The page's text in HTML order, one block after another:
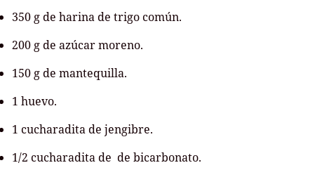
350 g de harina de trigo común.
200 g de azúcar moreno.
150 g de mantequilla.
1 huevo.
1 cucharadita de jengibre.
1/2 cucharadita de de bicarbonato.